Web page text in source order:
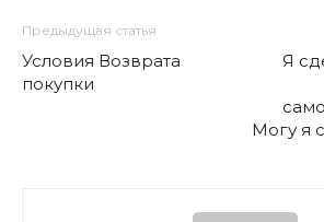
Предыдущая статья
Условия Возврата
покупки
Я
Могу я